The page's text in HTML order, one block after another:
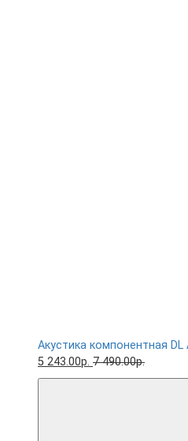
Акустика компонентная
5 243.00р. 7 490.00р.